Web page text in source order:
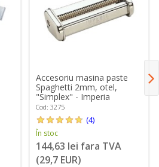
Accesoriu masina paste
Spaghetti 2mm, otel,
"Simplex" - Imperia
Cod: 3275
(4)
În stoc
144,63 lei fara TVA
(29,7 EUR)